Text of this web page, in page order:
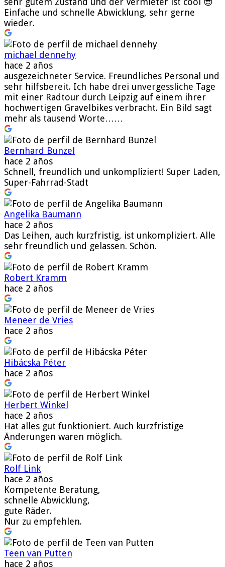
Einfache und schnelle Abwicklung, sehr gerne
wieder.
michael dennehy
hace 2 años
ausgezeichneter Service. Freundliches Personal und
sehr hilfsbereit. Ich habe drei unvergessliche Tage
mit einer Radtour durch Leipzig auf einem ihrer
hochwertigen Gravelbikes verbracht. Ein Bild sagt
mehr als tausend Worte……
Bernhard Bunzel
hace 2 años
Schnell, freundlich und unkompliziert! Super Laden,
Super-Fahrrad-Stadt
Angelika Baumann
hace 2 años
Das Leihen, auch kurzfristig, ist unkompliziert. Alle
sehr freundlich und gelassen. Schön.
Robert Kramm
hace 2 años
Meneer de Vries
hace 2 años
Hibácska Péter
hace 2 años
Herbert Winkel
hace 2 años
Hat alles gut funktioniert. Auch kurzfristige
Änderungen waren möglich.
Rolf Link
hace 2 años
Kompetente Beratung,
schnelle Abwicklung,
gute Räder.
Nur zu empfehlen.
Teen van Putten
hace 2 años